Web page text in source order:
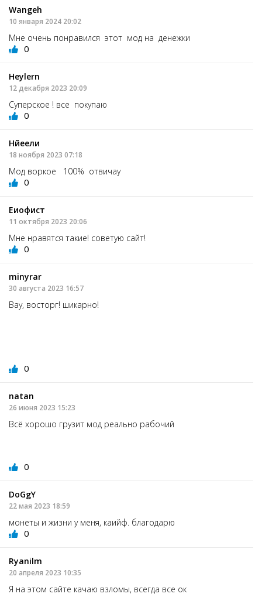
Wangeh
10 января 2024 20:02
Мне очень понравился этот мод на денежки
0
Heylern
12 декабря 2023 20:09
Суперское ! все покупаю
0
Нйеели
18 ноября 2023 07:18
Мод воркое 100% отвичау
0
Еиофист
11 октября 2023 20:06
Мне нравятся такие! советую сайт!
0
minуrar
30 августа 2023 16:57
Вау, восторг! шикарно!
0
natan
26 июня 2023 15:23
Всё хорошо грузит мод реально рабочий
0
DoGgY
22 мая 2023 18:59
монеты и жизни у меня, каийф. благодарю
0
Ryanilm
20 апреля 2023 10:35
Я на этом сайте качаю взломы, всегда все ок